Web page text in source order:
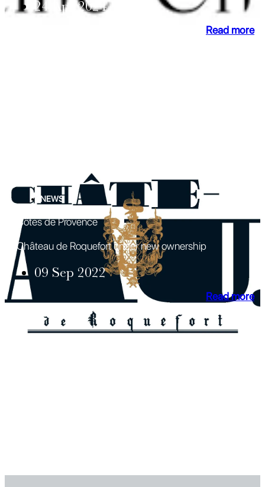
24 Apr 2024
Read more
NEWS
Côtes de Provence
Château de Roquefort under new ownership
09 Sep 2022
Read more